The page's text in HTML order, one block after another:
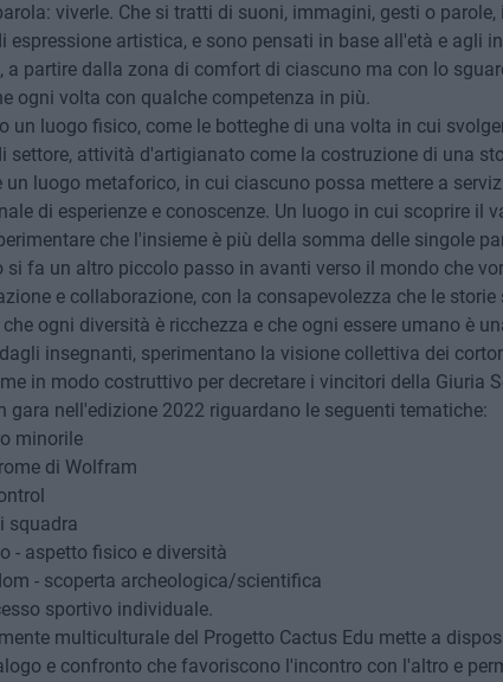
viverle. Che si tratti di suoni, immagini, gesti o
espressione artistica, e sono pensati in base all'età e agli
a partire dalla zona di comfort di ciascuno ma con lo
ogni volta con qualche competenza in più.
un luogo fisico, come le botteghe di una volta in cui
settore, attività d'artigianato come la costruzione di una
un luogo metaforico, in cui ciascuno possa mettere a
di esperienze e conoscenze. Un luogo in cui scoprire il
che l'insieme è più della somma delle singole
si fa un altro piccolo passo in avanti verso il mondo che
e collaborazione, con la consapevolezza che le
ogni diversità è ricchezza e che ogni essere umano è
insegnanti, sperimentano la visione collettiva dei
in modo costruttivo per decretare i vincitori della Giuria
gara nell'edizione 2022 riguardano le seguenti tematiche:
minorile
di Wolfram
squadra
- aspetto fisico e diversità
- scoperta archeologica/scientifica
sportivo individuale.
multiculturale del Progetto Cactus Edu mette a
e confronto che favoriscono l'incontro con l'altro e